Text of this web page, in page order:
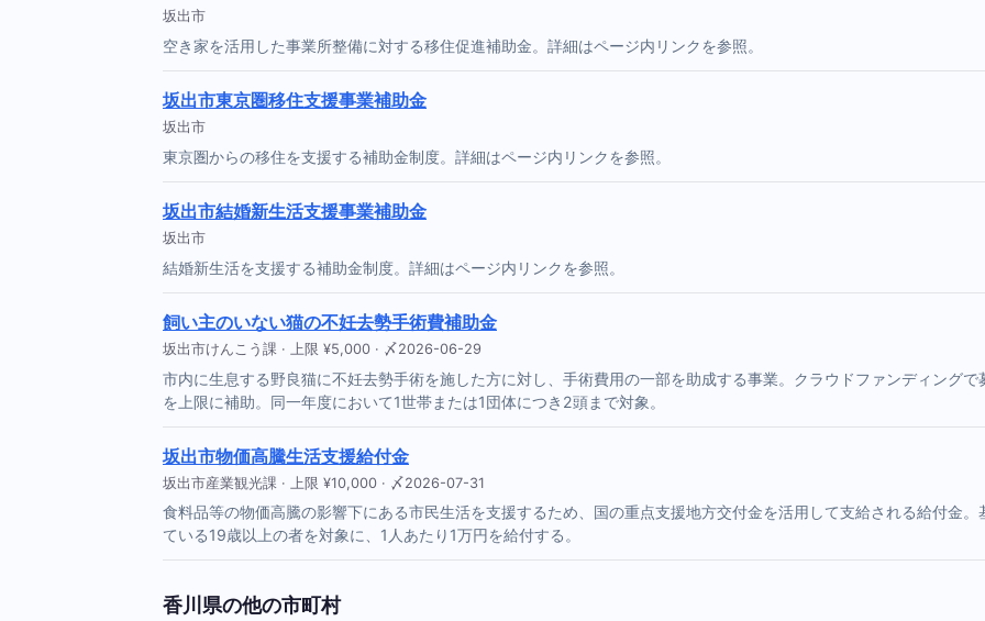
坂出市
空き家を活用した事業所整備に対する移住促進補助金。詳細はページ内リンクを参照。
坂出市東京圏移住支援事業補助金
坂出市
東京圏からの移住を支援する補助金制度。詳細はページ内リンクを参照。
坂出市結婚新生活支援事業補助金
坂出市
結婚新生活を支援する補助金制度。詳細はページ内リンクを参照。
飼い主のいない猫の不妊去勢手術費補助金
坂出市けんこう課 · 上限 ¥5,000 · 〆2026-06-29
市内に生息する野良猫に不妊去勢手術を施した方に対し、手術費用の一部を助成する事業。クラウドファンディング
を上限に補助。同一年度において1世帯または1団体につき2頭まで対象。
坂出市物価高騰生活支援給付金
坂出市産業観光課 · 上限 ¥10,000 · 〆2026-07-31
食料品等の物価高騰の影響下にある市民生活を支援するため、国の重点支援地方交付金を活用して支給される給付金
ている19歳以上の者を対象に、1人あたり1万円を給付する。
香川県の他の市町村